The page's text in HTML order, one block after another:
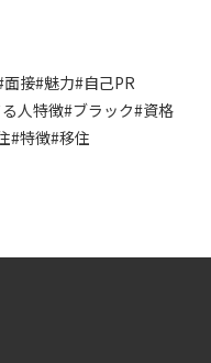
面接#魅力#自己PR
人特徴#ブラック#資格
#特徴#移住